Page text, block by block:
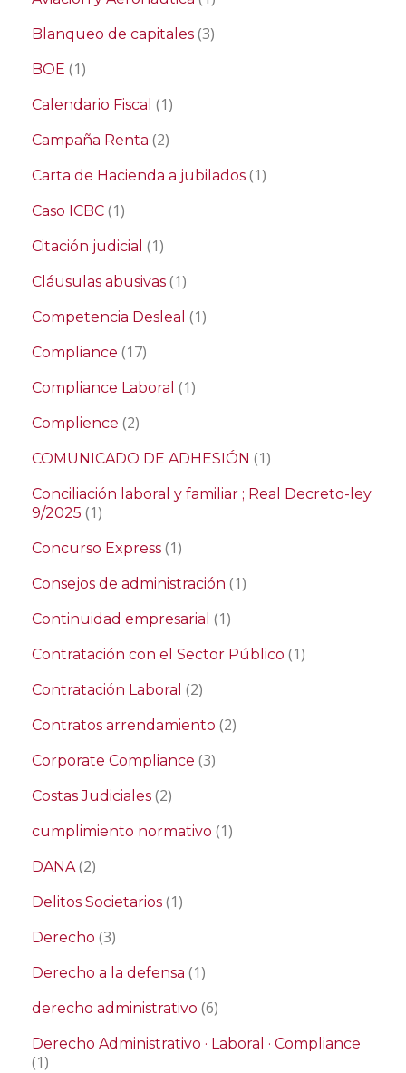
Blanqueo de capitales (3)
BOE (1)
Calendario Fiscal (1)
Campaña Renta (2)
Carta de Hacienda a jubilados (1)
Caso ICBC (1)
Citación judicial (1)
Cláusulas abusivas (1)
Competencia Desleal (1)
Compliance (17)
Compliance Laboral (1)
Complience (2)
COMUNICADO DE ADHESIÓN (1)
Conciliación laboral y familiar ; Real Decreto-ley
9/2025 (1)
Concurso Express (1)
Consejos de administración (1)
Continuidad empresarial (1)
Contratación con el Sector Público (1)
Contratación Laboral (2)
Contratos arrendamiento (2)
Corporate Compliance (3)
Costas Judiciales (2)
cumplimiento normativo (1)
DANA(2)
Delitos Societarios (1)
Derecho (3)
Derecho a la defensa (1)
derecho administrativo (6)
Derecho Administrativo · Laboral · Compliance
(1)